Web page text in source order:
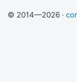
© 2014—2026 ·